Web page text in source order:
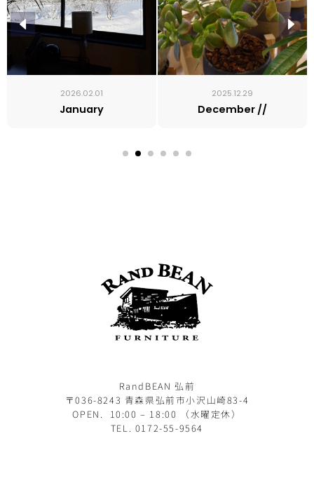
2026.02.01
January
2025.12.29
December //
RandBEAN 弘前
〒036-8243 青森県弘前市小沢山崎83-4
OPEN. 10:00 – 18:00 （水曜定休）
TEL. 0172-55-9564